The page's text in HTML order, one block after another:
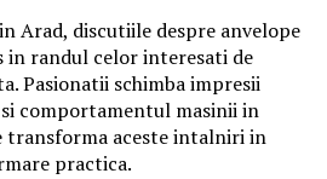
Arad, discutiile despre anvelope
in randul celor interesati de
Pasionatii schimba impresii
comportamentul masinii in
transforma aceste intalniri in
practica.